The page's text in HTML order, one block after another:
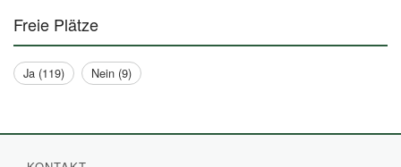
Freie Plätze
Ja (119) Nein (9)